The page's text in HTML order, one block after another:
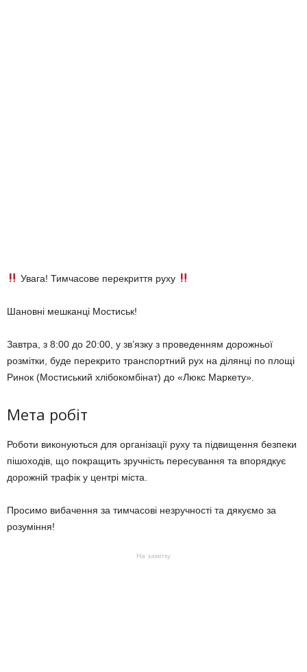
Увага! Тимчасове перекриття руху
Шановні мешканці Мостиськ!
Завтра, з 8:00 до 20:00, у зв’язку з проведенням дорожньої
розмітки, буде перекрито транспортний рух на ділянці по площі
Ринок (Мостиський хлібокомбінат) до «Люкс Маркету».
Мета робіт
Роботи виконуються для організації руху та підвищення безпеки
пішоходів, що покращить зручність пересування та впорядкує
дорожній трафік у центрі міста.
Просимо вибачення за тимчасові незручності та дякуємо за
розуміння!
На замітку